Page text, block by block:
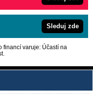
Sleduj zde
financí varuje: Účastí na